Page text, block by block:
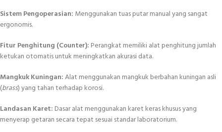
Sistem Pengoperasian: Menggunakan tuas putar manual yang sangat
ergonomis.
Fitur Penghitung (Counter): Perangkat memiliki alat penghitung jumlah
ketukan otomatis untuk meningkatkan akurasi data.
Mangkuk Kuningan:Alat menggunakan mangkuk berbahan kuningan asli
(brass) yang tahan terhadap korosi.
Landasan Karet: Dasar alat menggunakan karet keras khusus yang
menyerap getaran secara tepat sesuai standar laboratorium.